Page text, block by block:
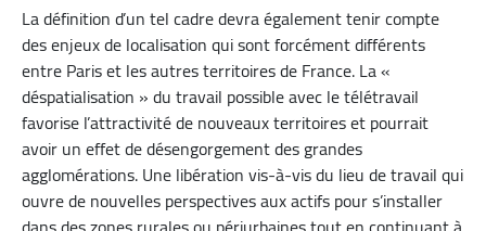
La définition d’un tel cadre devra également tenir compte
des enjeux de localisation qui sont forcément différents
entre Paris et les autres territoires de France. La «
déspatialisation » du travail possible avec le télétravail
favorise l’attractivité de nouveaux territoires et pourrait
avoir un effet de désengorgement des grandes
agglomérations. Une libération vis-à-vis du lieu de travail qui
ouvre de nouvelles perspectives aux actifs pour s’installer